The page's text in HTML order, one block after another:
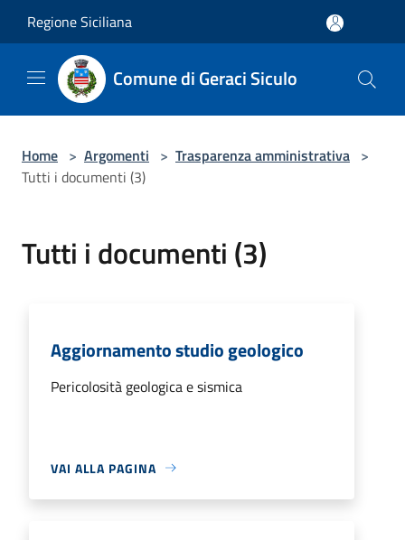
Regione Siciliana
Comune di Geraci Siculo
Home > Argomenti > Trasparenza amministrativa >
Tutti i documenti (3)
Tutti i documenti (3)
Aggiornamento studio geologico
Pericolosità geologica e sismica
VAI ALLA PAGINA